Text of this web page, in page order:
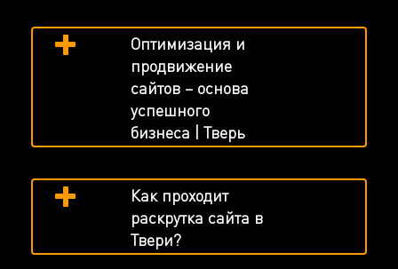
Оптимизация и
продвижение
сайтов – основа
успешного
бизнеса | Тверь
Как проходит
раскрутка сайта в
Твери?